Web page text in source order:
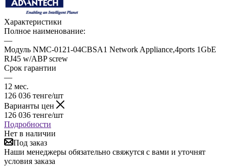
Характеристики
Полное наименование:
—
Модуль NMC-0121-04CBSA1 Network Appliance,4ports 1GbE
RJ45 w/ABP screw
Срок гарантии
—
12 мес.
126 036 тенге/шт
Варианты цен
126 036 тенге/шт
Подробности
Нет в наличии
Под заказ
Наши менеджеры обязательно свяжутся с вами и уточнят
условия заказа